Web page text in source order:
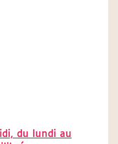
du lundi au